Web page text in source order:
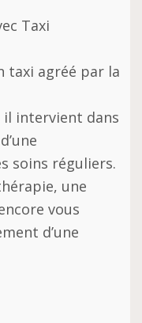
Taxi
taxi agréé par la
il intervient dans
soins réguliers.
une
vous
d’une